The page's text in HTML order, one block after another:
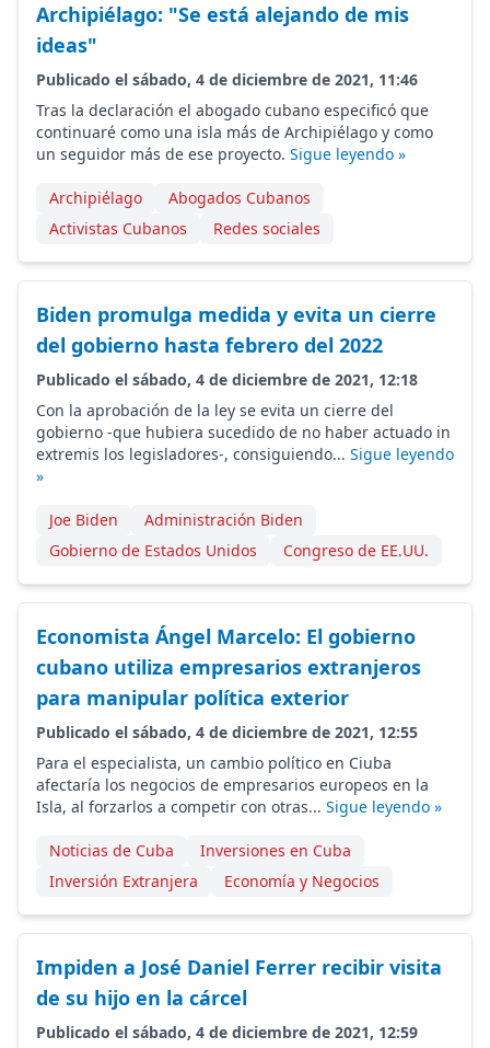
Archipiélago: "Se está alejando de mis
ideas"
Publicado el sábado, 4 de diciembre de 2021, 11:46
Tras la declaración el abogado cubano especificó que
continuaré como una isla más de Archipiélago y como
un seguidor más de ese proyecto. Sigue leyendo »
Archipiélago
Abogados Cubanos
Activistas Cubanos
Redes sociales
Biden promulga medida y evita un cierre
del gobierno hasta febrero del 2022
Publicado el sábado, 4 de diciembre de 2021, 12:18
Con la aprobación de la ley se evita un cierre del
gobierno -que hubiera sucedido de no haber actuado in
extremis los legisladores-, consiguiendo... Sigue leyendo
»
Joe Biden
Administración Biden
Gobierno de Estados Unidos
Congreso de EE.UU.
Economista Ángel Marcelo: El gobierno
cubano utiliza empresarios extranjeros
para manipular política exterior
Publicado el sábado, 4 de diciembre de 2021, 12:55
Para el especialista, un cambio político en Ciuba
afectaría los negocios de empresarios europeos en la
Isla, al forzarlos a competir con otras... Sigue leyendo »
Noticias de Cuba
Inversiones en Cuba
Inversión Extranjera
Economía y Negocios
Impiden a José Daniel Ferrer recibir visita
de su hijo en la cárcel
Publicado el sábado, 4 de diciembre de 2021, 12:59